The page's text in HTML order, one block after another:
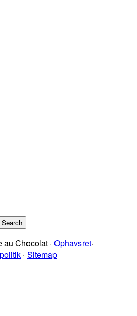
Chocolat · Ophavsret·
· Sitemap